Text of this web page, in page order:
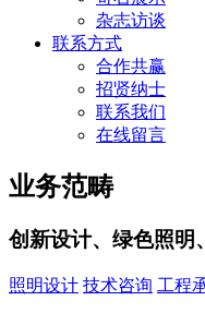
杂志访谈
联系方式
合作共赢
招贤纳士
联系我们
在线留言
业务范畴
创新设计、绿色照明
照明设计 技术咨询 工程